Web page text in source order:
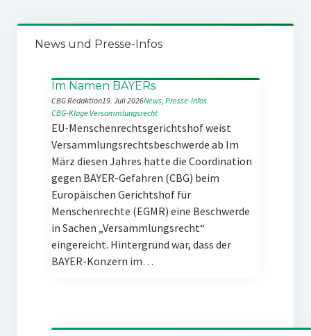
News und Presse-Infos
Im Namen BAYERs
CBG Redaktion19. Juli 2026News, Presse-Infos
CBG-Klage Versammlungsrecht
EU-Menschenrechtsgerichtshof weist
Versammlungsrechtsbeschwerde ab Im
März diesen Jahres hatte die Coordination
gegen BAYER-Gefahren (CBG) beim
Europäischen Gerichtshof für
Menschenrechte (EGMR) eine Beschwerde
in Sachen „Versammlungsrecht“
eingereicht. Hintergrund war, dass der
BAYER-Konzern im…